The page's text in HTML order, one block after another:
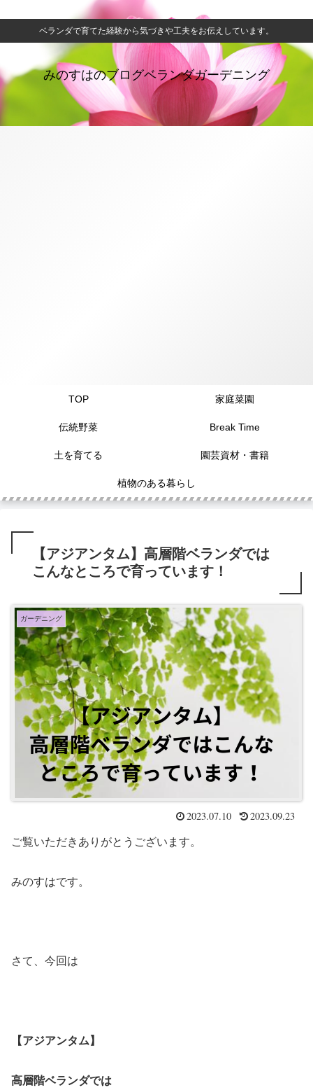
ベランダで育てた経験から気づきや工夫をお伝えしています。
みのすはのブログベランダガーデニング
TOP 家庭菜園
伝統野菜 Break Time
土を育てる 園芸資材・書籍
植物のある暮らし
【アジアンタム】高層階ベランダでは
こんなところで育っています！
ガーデニング
2023.07.10 2023.09.23
ご覧いただきありがとうございます。
みのすはです。
さて、今回は
【アジアンタム】
高層階ベランダでは